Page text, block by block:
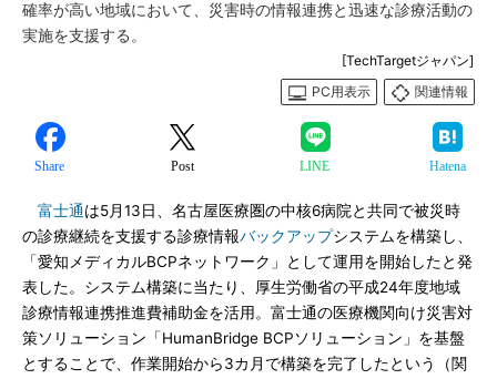
確率が高い地域において、災害時の情報連携と迅速な診療活動の
実施を支援する。
[TechTargetジャパン]
PC用表示
関連情報
Share Post LINE Hatena
富士通は5月13日、名古屋医療圏の中核6病院と共同で被災時
の診療継続を支援する診療情報バックアップシステムを構築し、
「愛知メディカルBCPネットワーク」として運用を開始したと発
表した。システム構築に当たり、厚生労働省の平成24年度地域
診療情報連携推進費補助金を活用。富士通の医療機関向け災害対
策ソリューション「HumanBridge BCPソリューション」を基盤
とすることで、作業開始から3カ月で構築を完了したという（関